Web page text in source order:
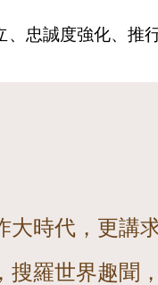
忠誠度強化、推
大時代，更講
搜羅世界趣聞